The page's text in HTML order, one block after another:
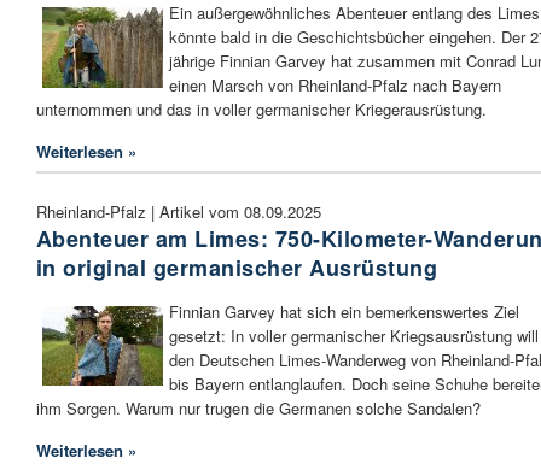
Ein außergewöhnliches Abenteuer entlang des Limes
könnte bald in die Geschichtsbücher eingehen. Der
jährige Finnian Garvey hat zusammen mit Conrad
einen Marsch von Rheinland-Pfalz nach Bayern
unternommen und das in voller germanischer Kriegerausrüstung.
Weiterlesen »
Rheinland-Pfalz | Artikel vom 08.09.2025
Abenteuer am Limes: 750-Kilometer-
in original germanischer Ausrüstung
Finnian Garvey hat sich ein bemerkenswertes Ziel
gesetzt: In voller germanischer Kriegsausrüstung
den Deutschen Limes-Wanderweg von Rheinland-
bis Bayern entlanglaufen. Doch seine Schuhe
ihm Sorgen. Warum nur trugen die Germanen solche Sandalen?
Weiterlesen »